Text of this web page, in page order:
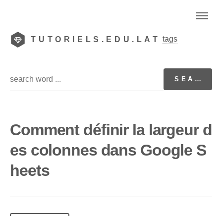
TUTORIELS.EDU.LAT tags
Comment définir la largeur d
es colonnes dans Google S
heets